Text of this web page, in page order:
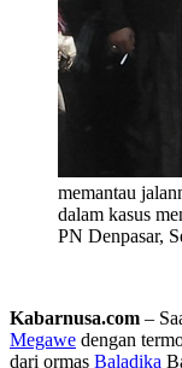
memantau
dalam kasus
PN Denpasar,
Kabarnusa.com –
Megawe dengan
dari ormas Baladika